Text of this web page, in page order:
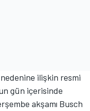
nedenine ilişkin resmi
gün içerisinde
akşamı Busch